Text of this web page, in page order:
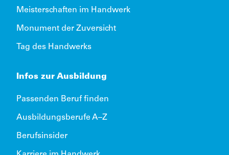
Meisterschaften im Handwerk
Monument der Zuversicht
Tag des Handwerks
Infos zur Ausbildung
Passenden Beruf finden
Ausbildungsberufe A–Z
Berufsinsider